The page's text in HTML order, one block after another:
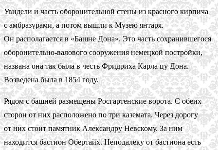
Увидели и часть оборонительной стены из красного кирпича
с амбразурами, а потом вышли к Музею янтаря.
Он располагается в «Башне Дона». Это часть сохранившегося
оборонительно-валового сооружения немецкой постройки,
названа она так была в честь Фридриха Карла цу Дона.
Возведена была в 1854 году.
Рядом с башней размещены Росгартенские ворота. С обеих
сторон от них расположено по три каземата. Через дорогу
от них стоит памятник Александру Невскому. За ним
находится бастион Обертайх. Неподалеку от бастиона есть